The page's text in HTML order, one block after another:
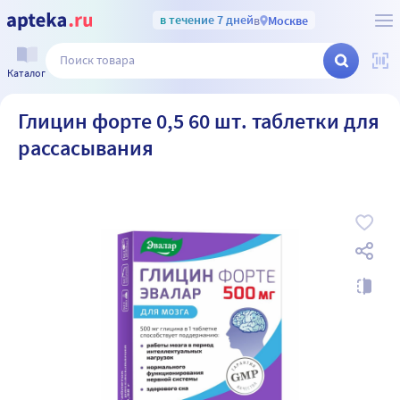
в течение 7 днейв Москве
Каталог
Глицин форте 0,5 60 шт. таблетки для
рассасывания